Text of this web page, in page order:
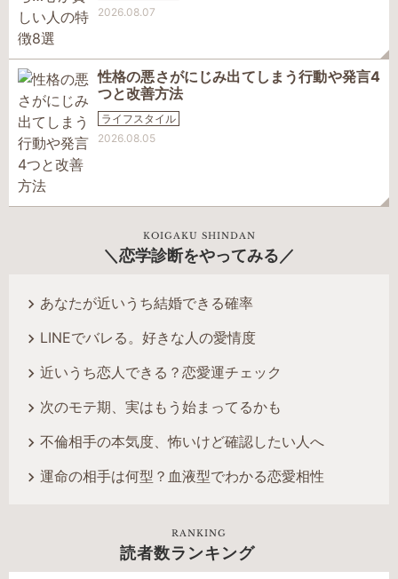
2026.08.07
性格の悪さがにじみ出てしまう行動や発言4
つと改善方法
ライフスタイル
2026.08.05
KOIGAKU SHINDAN
恋学診断をやってみる
あなたが近いうち結婚できる確率
LINEでバレる。好きな人の愛情度
近いうち恋人できる？恋愛運チェック
次のモテ期、実はもう始まってるかも
不倫相手の本気度、怖いけど確認したい人へ
運命の相手は何型？血液型でわかる恋愛相性
RANKING
読者数ランキング